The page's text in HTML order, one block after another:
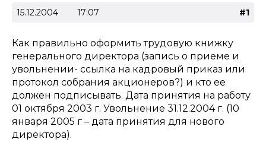
15.12.2004 17:07 #1
Как правильно оформить трудовую книжку
генерального директора (запись о приеме и
увольнении- ссылка на кадровый приказ или
протокол собрания акционеров?) и кто ее
должен подписывать. Дата принятия на работу
01 октября 2003 г. Увольнение 31.12.2004 г. (10
января 2005 г – дата принятия для нового
директора).